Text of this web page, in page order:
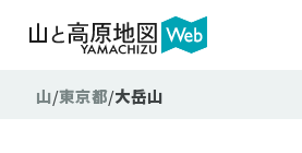
山 東京都 大岳山